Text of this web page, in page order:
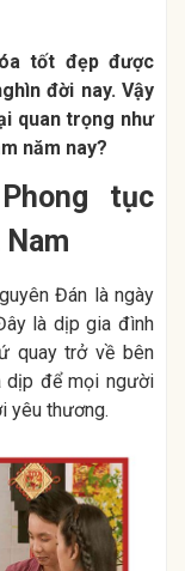
tốt đẹp được
đời nay. Vậy
quan trọng như
năm nay?
tục
Đán là ngày
là dịp gia đình
quay trở về bên
dịp để mọi người
yêu thương.